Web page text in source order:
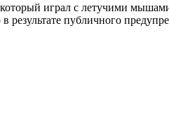
играл с летучими
публичного